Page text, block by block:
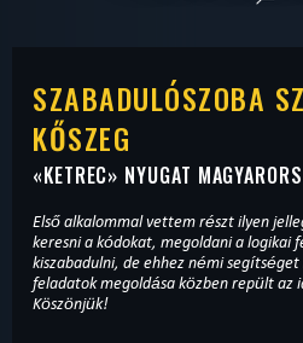
SZABADULÓSZOBA
KŐSZEG
«KETREC» NYUGAT
Első alkalommal vettem részt ilyen
keresni a kódokat, megoldani a logikai
kiszabadulni, de ehhez némi
feladatok megoldása közben repült az idő! Kellemes
Köszönjük!